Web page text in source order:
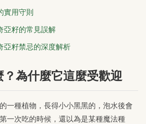
實用守則
亞籽的常見誤解
亞籽禁忌的深度解析
為什麼它這麼受歡迎
一種植物，長得小小黑黑的，泡水後會
一次吃的時候，還以為是某種魔法種